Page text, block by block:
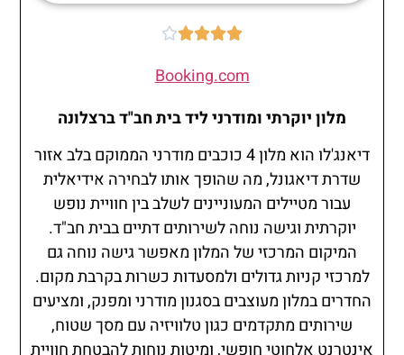





Booking.com
מלון יוקרתי ומודרני ליד בית חב"ד ברצלונה
דיאנג'לו הוא מלון 4 כוכבים מודרני הממוקם בלב אזור
שדרת דיאגונל, מה שהופך אותו לבחירה אידיאלית
עבור מטיילים המעוניינים לשלב בין חוויית נופש
יוקרתית וגישה נוחה לשירותים דתיים בבית חב"ד.
המיקום המרכזי של המלון מאפשר גישה נוחה גם
למרכזי קניות גדולים ולמסעדות כשרות בקרבת מקום.
החדרים במלון מעוצבים בסגנון מודרני ומפנק, ומציעים
שירותים מתקדמים כגון טלוויזיה עם מסך שטוח,
אינטרנט אלחוטי חופשי, ומיטות נוחות להבטחת חוויית